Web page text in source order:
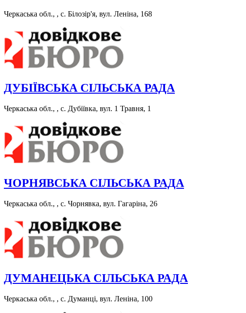
Черкаська обл., , с. Білозір'я, вул. Леніна, 168
ДУБІЇВСЬКА СІЛЬСЬКА РАДА
Черкаська обл., , с. Дубіївка, вул. 1 Травня, 1
ЧОРНЯВСЬКА СІЛЬСЬКА РАДА
Черкаська обл., , с. Чорнявка, вул. Гагаріна, 26
ДУМАНЕЦЬКА СІЛЬСЬКА РАДА
Черкаська обл., , с. Думанці, вул. Леніна, 100